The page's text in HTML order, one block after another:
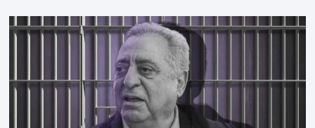
على منصات التواصل الاجتماعي، مصحوبا بعبارة “الرحلة مستمرة”، في
إشارة إلى رغبة الإدارة في الحفاظ على ركائز الفريق والتعزيز من